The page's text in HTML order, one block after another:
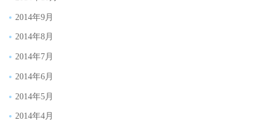
2014年9月
2014年8月
2014年7月
2014年6月
2014年5月
2014年4月